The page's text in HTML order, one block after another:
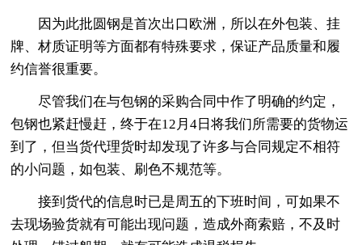
因为此批圆钢是首次出口欧洲，所以在外包装、挂
牌、材质证明等方面都有特殊要求，保证产品质量和履
约信誉很重要。
尽管我们在与包钢的采购合同中作了明确的约定，
包钢也紧赶慢赶，终于在12月4日将我们所需要的货物运
到了，但当货代理货时却发现了许多与合同规定不相符
的小问题，如包装、刷色不规范等。
接到货代的信息时已是周五的下班时间，可如果不
去现场验货就有可能出现问题，造成外商索赔，不及时